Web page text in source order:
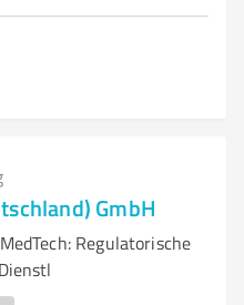
GmbH
Regulatorische